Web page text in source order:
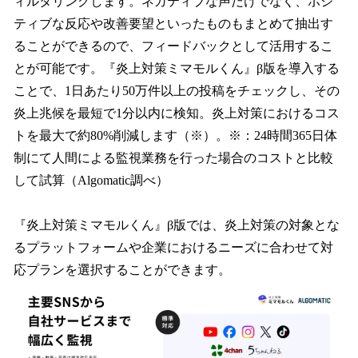
ティブな反応や改善要望といったものもまとめて抽出す
ることができるので、フィードバックとして活用するこ
とが可能です。『炎上対策ミマモルくん』β版を導入する
ことで、1日あたり50万件以上の投稿をチェックし、その
炎上兆候を最短で1分以内に検知。炎上対策におけるコス
トを最大で約80%削減します（※）。※：24時間365日体
制にて人間による監視業務を行った場合のコストと比較
して試算（Algomatic調べ）
『炎上対策ミマモルくん』β版では、炎上対策の対象とな
るプラットフォームや企業におけるニーズに合わせて対
応プランを選択することができます。